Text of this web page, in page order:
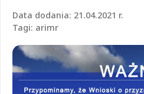
Data dodania: 21.04.2021 r.
Tagi: arimr